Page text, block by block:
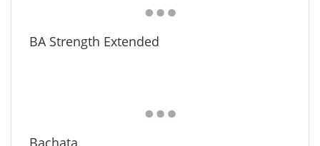
BA Strength Extended